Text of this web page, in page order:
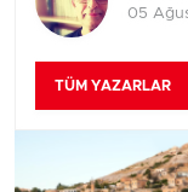
05
TÜM YAZARLAR